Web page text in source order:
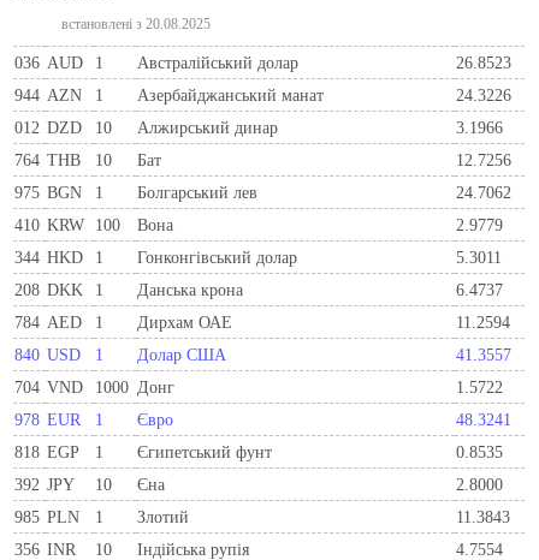
встановлені з 20.08.2025
036 AUD 1 Австралійський долар
26.8523
944 AZN 1 Азербайджанський манат
24.3226
012 DZD 10 Алжирський динар
3.1966
764 THB 10 Бат
12.7256
975 BGN 1 Болгарський лев
24.7062
410 KRW 100 Вона
2.9779
344 HKD 1 Гонконгівський долар
5.3011
208 DKK 1 Данська крона
6.4737
784 AED 1 Дирхам ОАЕ
11.2594
840 USD 1 Долар США
41.3557
704 VND 1000 Донг
1.5722
978 EUR 1 Євро
48.3241
818 EGP 1 Єгипетський фунт
0.8535
392 JPY 10 Єна
2.8000
985 PLN 1 Злотий
11.3843
356 INR 10 Індійська рупія
4.7554